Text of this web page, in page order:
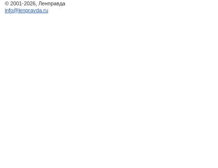
© 2001-2026, Ленправда
info@lenpravda.ru